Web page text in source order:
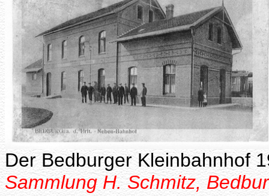
Der Bedburger Kleinbahnhof
Sammlung H. Schmitz,